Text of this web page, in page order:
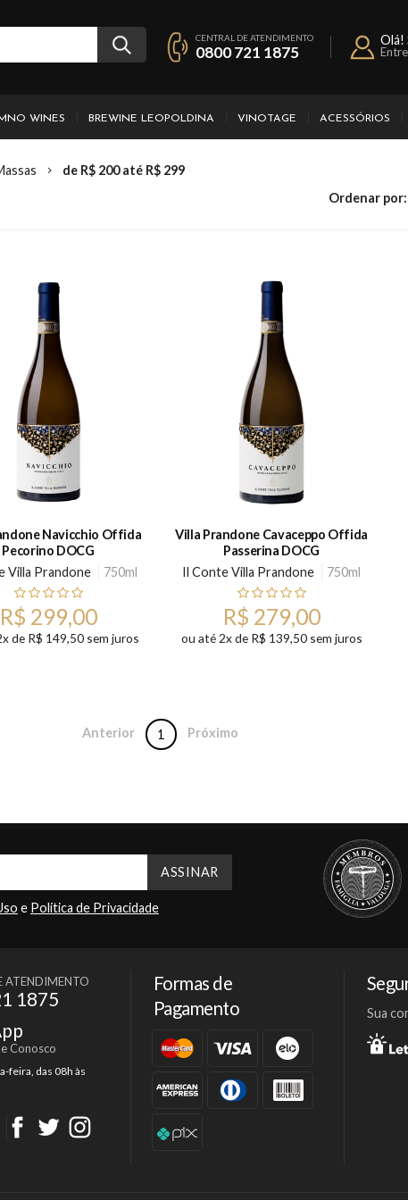
CENTRAL DE ATENDIMENTO
0800 721 1875
Olá!
WINES BREWINE LEOPOLDINA VINOTAGE ACESSÓRIOS
de R$ 200 até R$ 299
Ordenar por:
Navicchio Offida
Pecorino DOCG
Villa Prandone
750ml
R$ 299,00
de R$ 149,50 sem juros
Villa Prandone Cavaceppo Offida
Passerina DOCG
Il Conte Villa Prandone
750ml
R$ 279,00
ou até 2x de R$ 139,50 sem juros
Anterior 1 Próximo
e Política de Privacidade
ATENDIMENTO
1875
Conosco
feira, das 08h às
Formas de
Pagamento
Sua